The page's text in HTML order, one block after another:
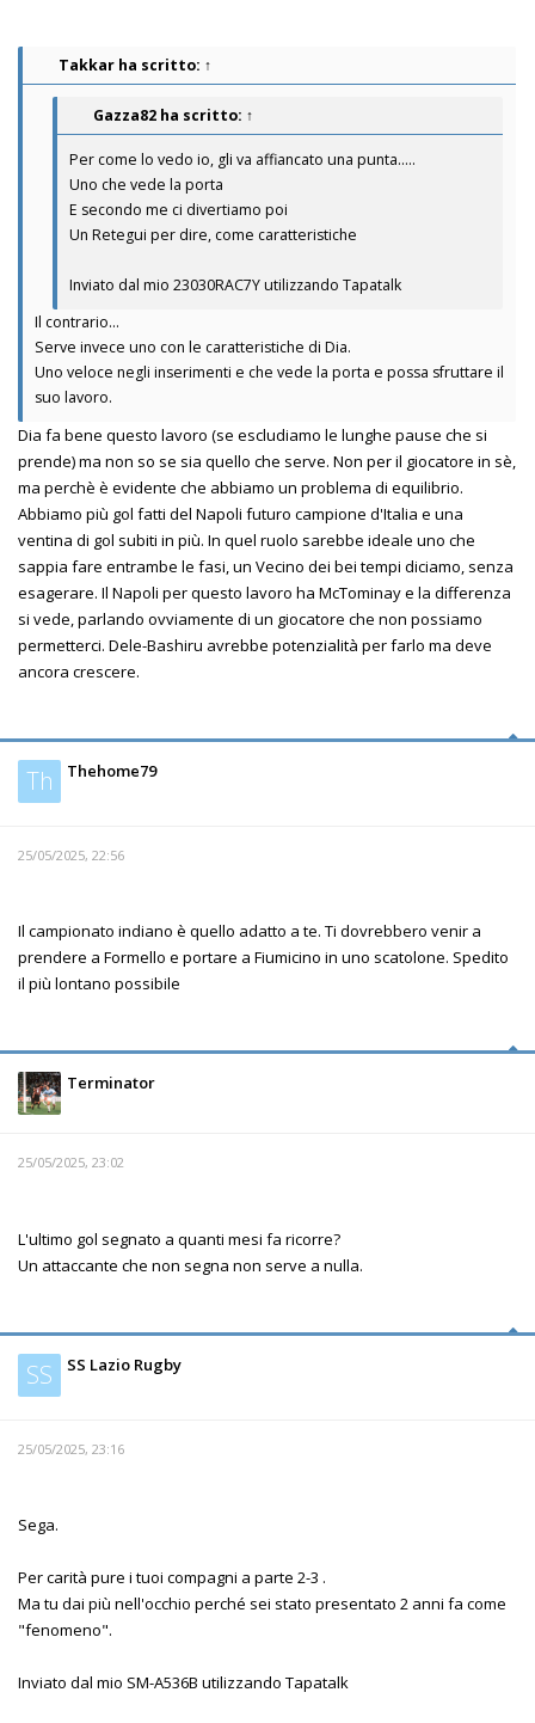
Takkar ha scritto: ↑
Gazza82 ha scritto: ↑
Per come lo vedo io, gli va affiancato una punta.....
Uno che vede la porta
E secondo me ci divertiamo poi
Un Retegui per dire, come caratteristiche
Inviato dal mio 23030RAC7Y utilizzando Tapatalk
Il contrario…
Serve invece uno con le caratteristiche di Dia.
Uno veloce negli inserimenti e che vede la porta e possa sfruttare il
suo lavoro.
Dia fa bene questo lavoro (se escludiamo le lunghe pause che si
prende) ma non so se sia quello che serve. Non per il giocatore in sè,
ma perchè è evidente che abbiamo un problema di equilibrio.
Abbiamo più gol fatti del Napoli futuro campione d'Italia e una
ventina di gol subiti in più. In quel ruolo sarebbe ideale uno che
sappia fare entrambe le fasi, un Vecino dei bei tempi diciamo, senza
esagerare. Il Napoli per questo lavoro ha McTominay e la differenza
si vede, parlando ovviamente di un giocatore che non possiamo
permetterci. Dele-Bashiru avrebbe potenzialità per farlo ma deve
ancora crescere.
Th Thehome79
25/05/2025, 22:56
Il campionato indiano è quello adatto a te. Ti dovrebbero venir a
prendere a Formello e portare a Fiumicino in uno scatolone. Spedito
il più lontano possibile
Terminator
25/05/2025, 23:02
L'ultimo gol segnato a quanti mesi fa ricorre?
Un attaccante che non segna non serve a nulla.
SS SS Lazio Rugby
25/05/2025, 23:16
Sega.
Per carità pure i tuoi compagni a parte 2-3 .
Ma tu dai più nell'occhio perché sei stato presentato 2 anni fa come
"fenomeno".
Inviato dal mio SM-A536B utilizzando Tapatalk